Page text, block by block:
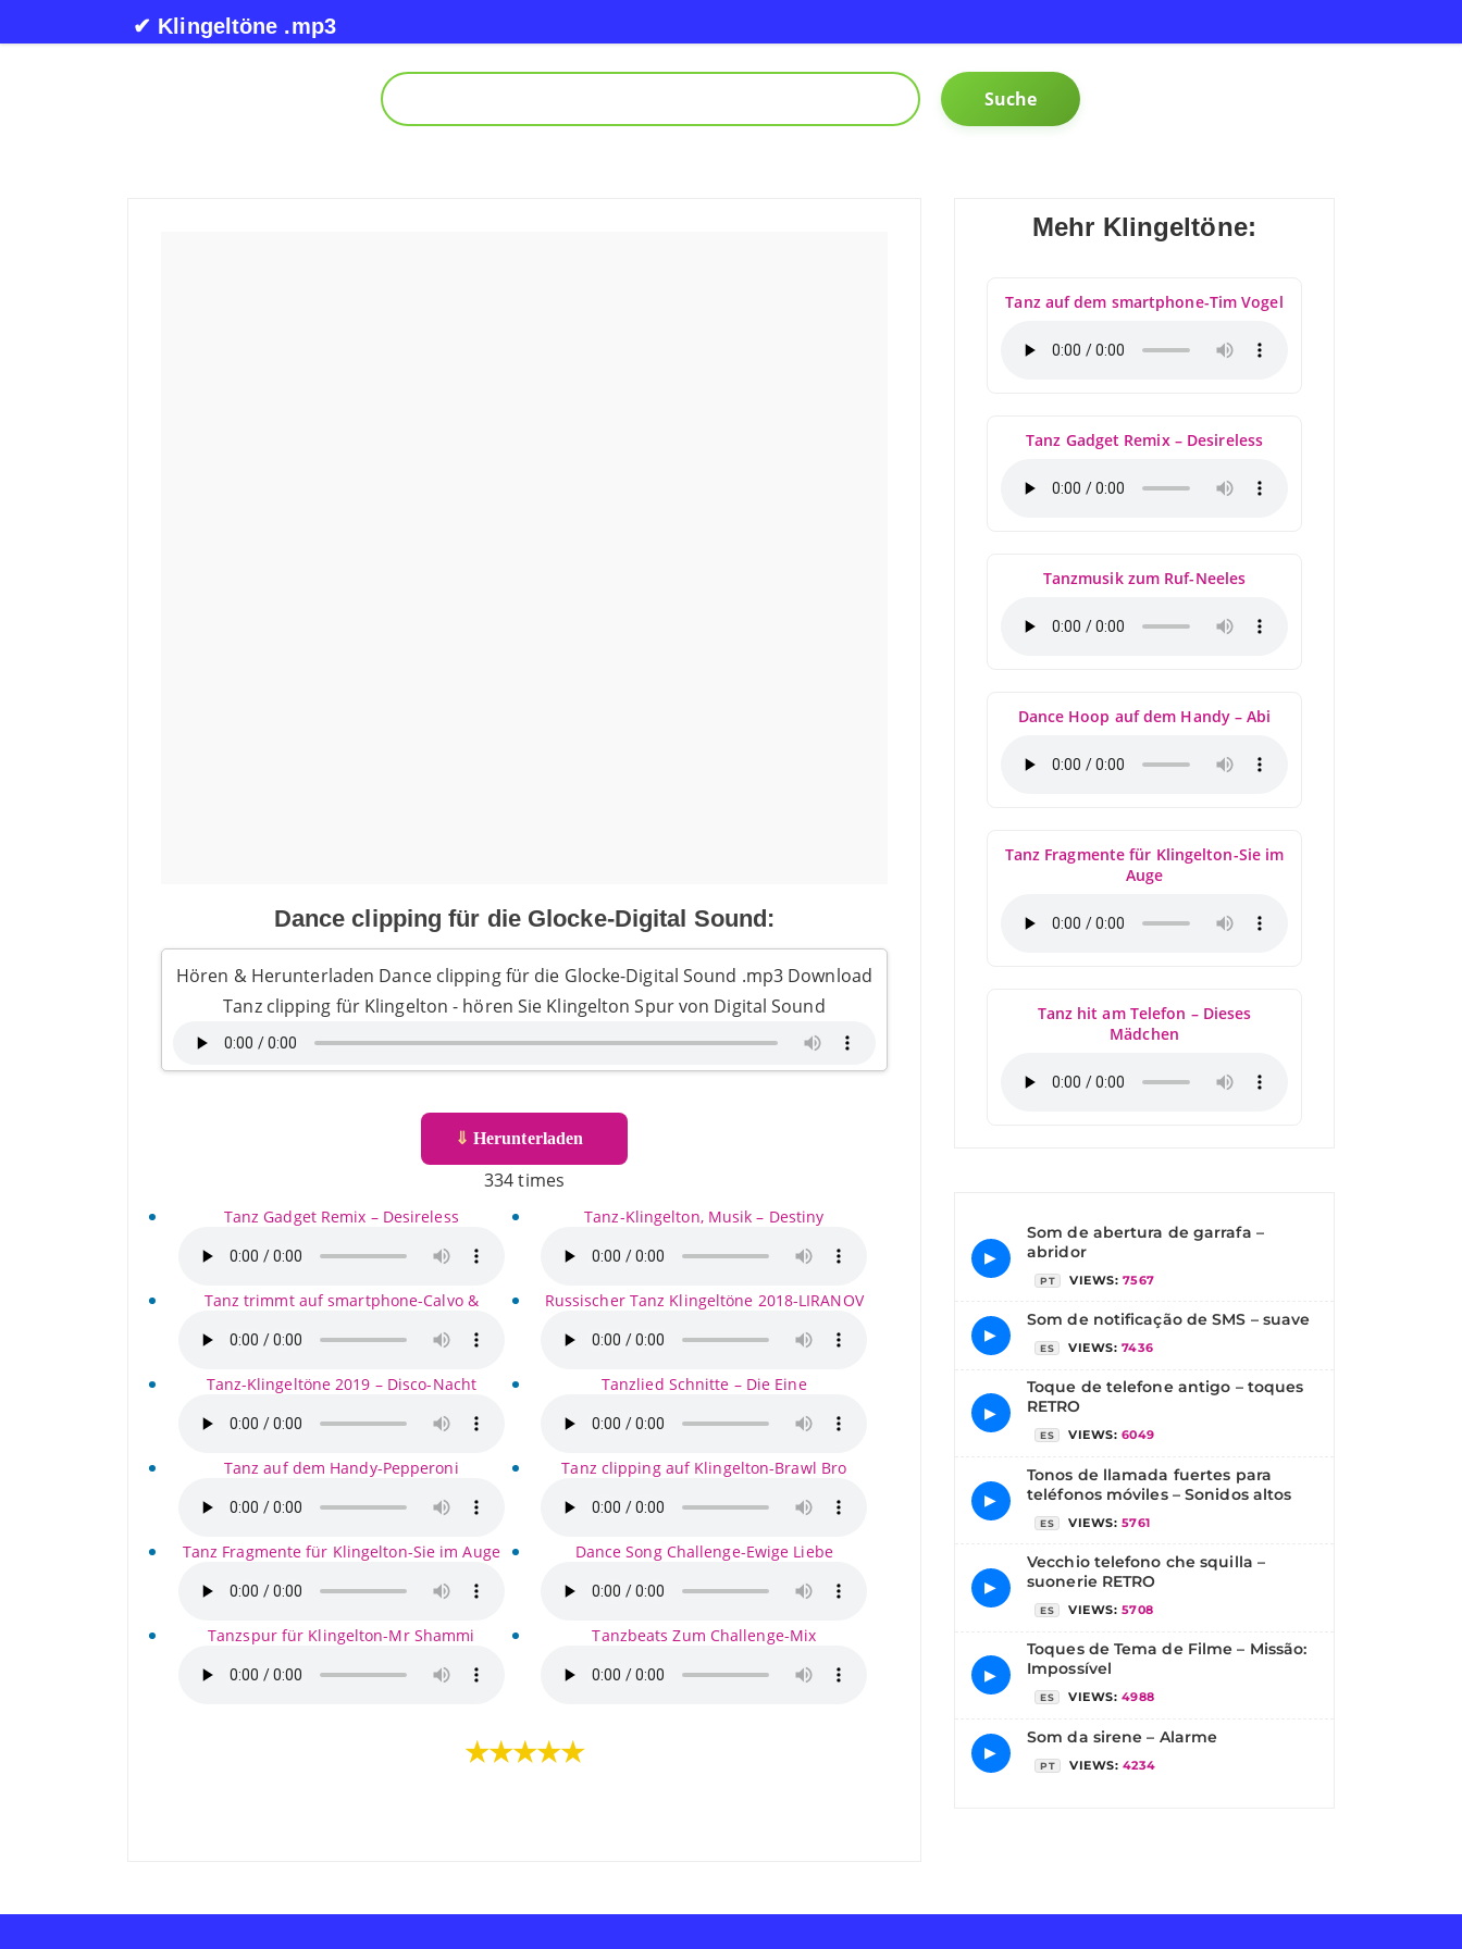
✔ Klingeltöne .mp3
Suche
Dance clipping für die Glocke-Digital Sound:
Hören & Herunterladen Dance clipping für die Glocke-Digital Sound .mp3 Download
Tanz clipping für Klingelton - hören Sie Klingelton Spur von Digital Sound
⇓ Herunterladen
334 times
Tanz Gadget Remix – Desireless
Tanz trimmt auf smartphone-Calvo &
Tanz-Klingeltöne 2019 – Disco-Nacht
Tanz auf dem Handy-Pepperoni
Tanz Fragmente für Klingelton-Sie im Auge
Tanzspur für Klingelton-Mr Shammi
Tanz-Klingelton, Musik – Destiny
Russischer Tanz Klingeltöne 2018-LIRANOV
Tanzlied Schnitte – Die Eine
Tanz clipping auf Klingelton-Brawl Bro
Dance Song Challenge-Ewige Liebe
Tanzbeats Zum Challenge-Mix
★★★★★
Mehr Klingeltöne:
Tanz auf dem smartphone-Tim Vogel
Tanz Gadget Remix – Desireless
Tanzmusik zum Ruf-Neeles
Dance Hoop auf dem Handy – Abi
Tanz Fragmente für Klingelton-Sie im
Auge
Tanz hit am Telefon – Dieses
Mädchen
▶
Som de abertura de garrafa –
abridor
PT VIEWS: 7567
▶
Som de notificação de SMS – suave
ES VIEWS: 7436
▶
Toque de telefone antigo – toques
RETRO
ES VIEWS: 6049
▶
Tonos de llamada fuertes para
teléfonos móviles – Sonidos altos
ES VIEWS: 5761
▶
Vecchio telefono che squilla –
suonerie RETRO
ES VIEWS: 5708
▶
Toques de Tema de Filme – Missão:
Impossível
ES VIEWS: 4988
▶
Som da sirene – Alarme
PT VIEWS: 4234